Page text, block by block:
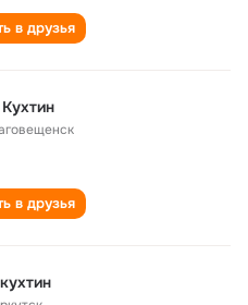
в друзья
в друзья